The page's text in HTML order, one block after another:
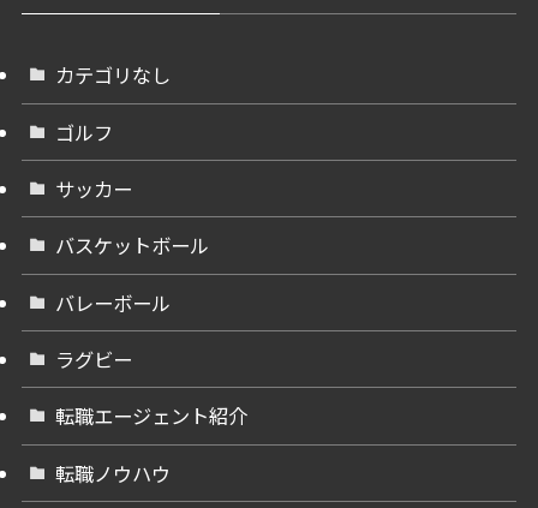
カテゴリなし
ゴルフ
サッカー
バスケットボール
バレーボール
ラグビー
転職エージェント紹介
転職ノウハウ